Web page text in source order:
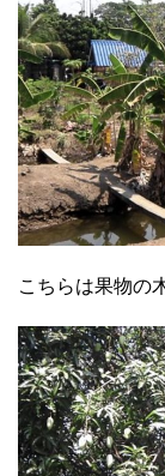
こちらは果物の